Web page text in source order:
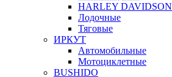
HARLEY DAVIDSON
Лодочные
Тяговые
ИРКУТ
Автомобильные
Мотоциклетные
BUSHIDO